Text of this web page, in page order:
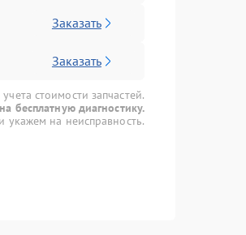
Заказать
Заказать
стоимости запчастей.
бесплатную диагностику.
на неисправность.